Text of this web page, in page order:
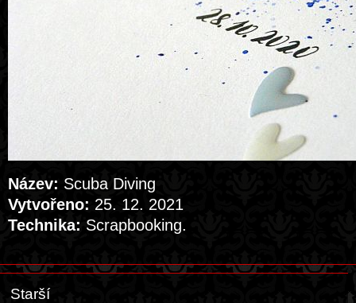
Název: Scuba Diving
Vytvořeno: 25. 12. 2021
Technika: Scrapbooking.
Starší